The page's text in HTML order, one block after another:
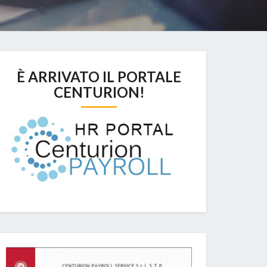
È ARRIVATO IL PORTALE
CENTURION!